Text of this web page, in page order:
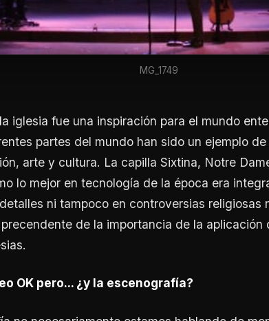
MG_1749
iglesia fue una inspiración para el mundo
partes del mundo han sido un ejemplo
arte y cultura. La capilla Sixtina, Notre
lo mejor en tecnología de la época era
ni tampoco en controversias religiosas
de la importancia de la
OK pero... ¿y la escenografía?